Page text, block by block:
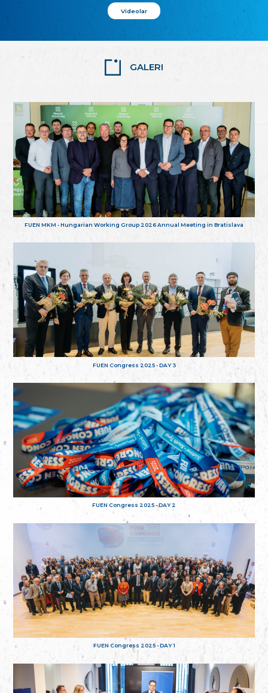
Videolar
GALERI
FUEN MKM - Hungarian Working Group 2026 Annual Meeting in Bratislava
FUEN Congress 2025 - DAY 3
FUEN Congress 2025 - DAY 2
FUEN Congress 2025 - DAY 1